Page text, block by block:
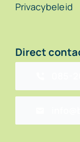
Privacybeleid
Direct